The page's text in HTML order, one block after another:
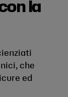
la
che
ed